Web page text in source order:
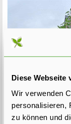
Diese Webseite
Wir verwenden
personalisieren,
zu können und